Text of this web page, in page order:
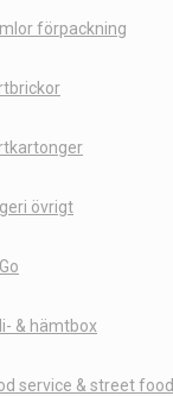
förpackning
övrigt
& hämtbox
service & street food